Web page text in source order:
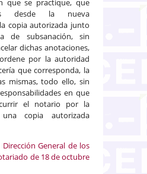
desde la nueva
copia autorizada junto
de subsanación, sin
dichas anotaciones,
por la autoridad
que corresponda, la
mismas, todo ello, sin
en que
el notario por la
copia autorizada
General de los
de 18 de octubre